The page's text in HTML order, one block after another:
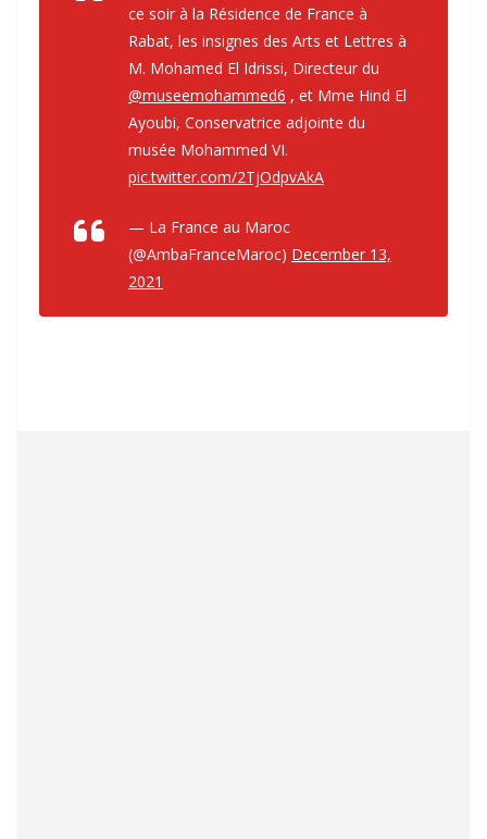
ce soir à la Résidence de France à
Rabat, les insignes des Arts et Lettres à
M. Mohamed El Idrissi, Directeur du
@museemohammed6 , et Mme Hind El
Ayoubi, Conservatrice adjointe du
musée Mohammed VI.
pic.twitter.com/2TjOdpvAkA
— La France au Maroc
(@AmbaFranceMaroc) December 13,
2021